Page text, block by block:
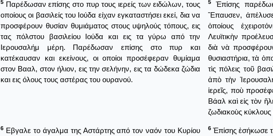
5 Παρέδωσαν επίσης στο πυρ τους ιερείς των ειδώλων, τους
οποίους οι βασιλείς του Ιούδα είχαν εγκαταστήσει εκεί, δια να
προσφέρουν θυσίαν θυμιάματος στους υψηλούς τόπους, εις
τας πόλστου βασιλείου Ιούδα και εις τα γύρω από την
Ιερουσαλήμ μέρη. Παρέδωσαν επίσης στο πυρ και
κατέκαυσαν και εκείνους, οι οποίοι προσέφεραν θυμίαμα
στον Βααλ, στον ήλιον, εις την σελήνην, εις τα δώδεκα ζώδια
και εις όλους τους αστέρας του ουρανού.
5
Ἐπίσης
Ἔπαυσεν,
ὁποίους
Λευϊτικὴν
διὰ νὰ
θυσιαστήρια, τὰ
τὶς πόλεις τοῦ
ἀπὸ τὴν
ἱερεῖς, ποὺ
Βάαλ καὶ εἰς τὸν
ζωδιακοὺς
6 Εβγαλε το άγαλμα της Αστάρτης από τον ναόν του Κυρίου
6 Ἐπίσης ἐσήκωσε